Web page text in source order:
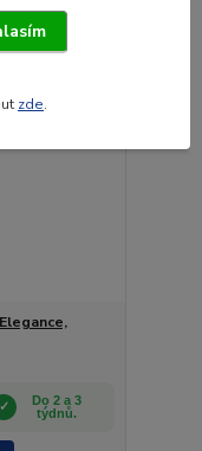
Do 2 a 3
týdnů.
zde.